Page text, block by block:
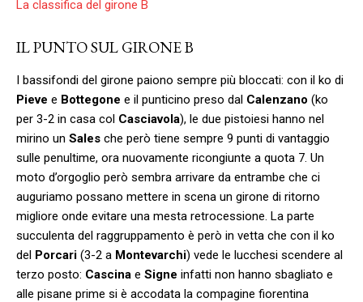
La classifica del girone B
IL PUNTO SUL GIRONE B
I bassifondi del girone paiono sempre più bloccati: con il ko di
Pieve e Bottegone e il punticino preso dal Calenzano (ko
per 3-2 in casa col Casciavola), le due pistoiesi hanno nel
mirino un Sales che però tiene sempre 9 punti di vantaggio
sulle penultime, ora nuovamente ricongiunte a quota 7. Un
moto d’orgoglio però sembra arrivare da entrambe che ci
auguriamo possano mettere in scena un girone di ritorno
migliore onde evitare una mesta retrocessione. La parte
succulenta del raggruppamento è però in vetta che con il ko
del Porcari (3-2 a Montevarchi) vede le lucchesi scendere al
terzo posto: Cascina e Signe infatti non hanno sbagliato e
alle pisane prime si è accodata la compagine fiorentina